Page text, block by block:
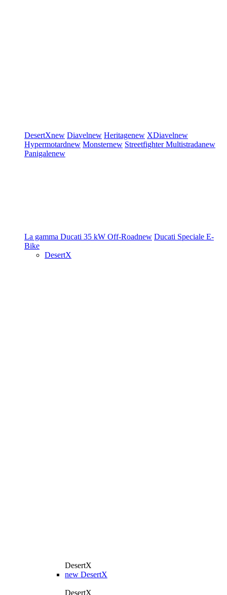
DesertXnew Diavelnew Heritagenew XDiavelnew
Hypermotardnew Monsternew StreetfighterMultistradanew
Panigalenew
La gamma Ducati 35 kW Off-Roadnew Ducati Speciale E-
Bike
DesertX
DesertX
new DesertX
DesertX